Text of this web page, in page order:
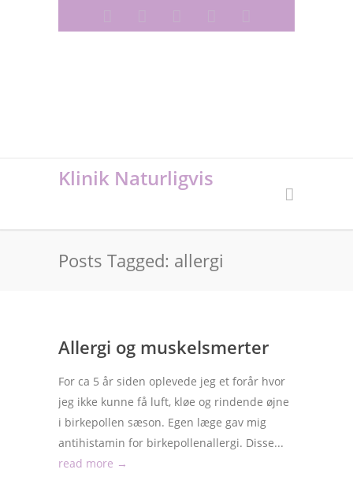
Klinik Naturligvis
Posts Tagged: allergi
Allergi og muskelsmerter
For ca 5 år siden oplevede jeg et forår hvor
jeg ikke kunne få luft, kløe og rindende øjne
i birkepollen sæson. Egen læge gav mig
antihistamin for birkepollenallergi. Disse...
read more →